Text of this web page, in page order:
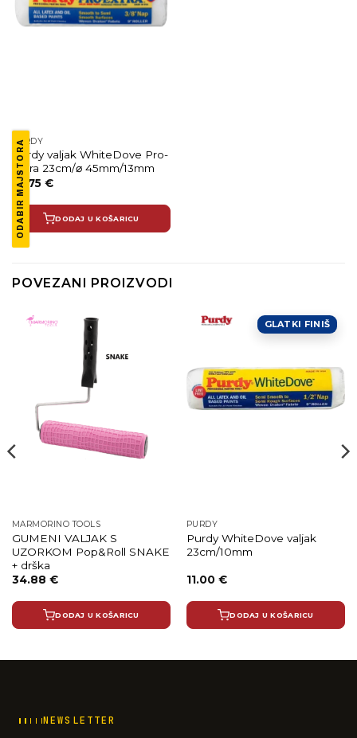
ODABIR MAJSTORA
PURDY
Purdy valjak WhiteDove Pro-
Extra 23cm/⌀ 45mm/13mm
16.75 €
DODAJ U KOŠARICU
POVEZANI PROIZVODI
MARMORINO TOOLS
GUMENI VALJAK S
UZORKOM Pop&Roll SNAKE
+ drška
34.88 €
DODAJ U KOŠARICU
GLATKI FINIŠ
PURDY
Purdy WhiteDove valjak
23cm/10mm
11.00 €
DODAJ U KOŠARICU
NEWSLETTER